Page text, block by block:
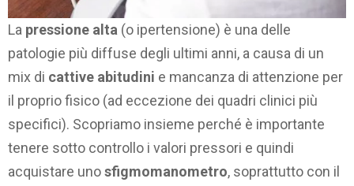
La pressione alta (o ipertensione) è una delle
patologie più diffuse degli ultimi anni, a causa di un
mix di cattive abitudini e mancanza di attenzione per
il proprio fisico (ad eccezione dei quadri clinici più
specifici). Scopriamo insieme perché è importante
tenere sotto controllo i valori pressori e quindi
acquistare unosfigmomanometro, soprattutto con il